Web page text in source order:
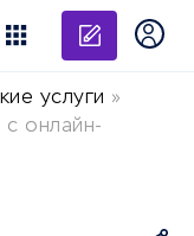
услуги »
с онлайн-